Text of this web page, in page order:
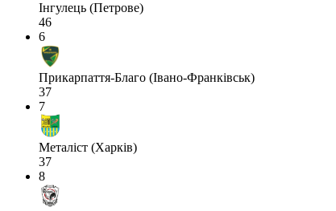
Інгулець (Петрове)
46
6
Прикарпаття-Благо (Івано-Франківськ)
37
7
Металіст (Харків)
37
8